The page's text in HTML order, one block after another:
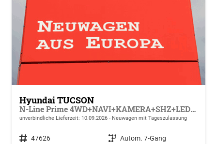
Hyundai TUCSON
N-Line Prime 4WD+NAVI+KAMERA+SHZ+LED+19''ALU+PDC
unverbindliche Lieferzeit: 10.09.2026 Neuwagen mit Tageszulassung
Fahrzeugnr. 47626 Getriebe Autom. 7-Gang